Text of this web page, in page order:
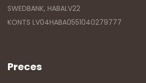
SWEDBANK, HABALV22
KONTS LV04HABA0551040279777
Preces